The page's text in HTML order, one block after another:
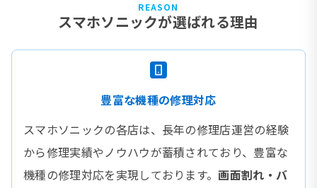
REASON
スマホソニックが選ばれる理由
豊富な機種の修理対応
スマホソニックの各店は、長年の修理店運営の経験
から修理実績やノウハウが蓄積されており、豊富な
機種の修理対応を実現しております。画面割れ・バ